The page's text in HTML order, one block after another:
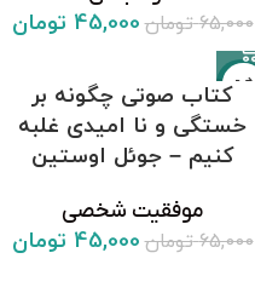
65,000 تومان 45,000 تومان
-31%کتاب صوتی چگونه بر
خستگی و نا امیدی غلبه
کنیم – جوئل اوستین
موفقیت شخصی
65,000 تومان 45,000 تومان